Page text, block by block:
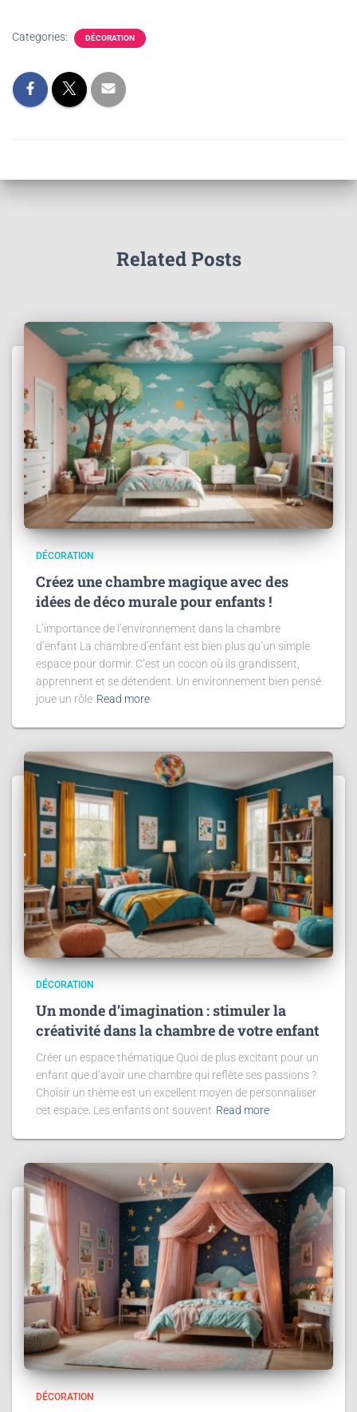
Categories: DÉCORATION
Related Posts
DÉCORATION
Créez une chambre magique avec des
idées de déco murale pour enfants !
L’importance de l’environnement dans la chambre
d’enfant La chambre d’enfant est bien plus qu’un simple
espace pour dormir. C’est un cocon où ils grandissent,
apprennent et se détendent. Un environnement bien pensé
joue un rôle Read more
DÉCORATION
Un monde d’imagination : stimuler la
créativité dans la chambre de votre enfant
Créer un espace thématique Quoi de plus excitant pour un
enfant que d’avoir une chambre qui reflète ses passions ?
Choisir un thème est un excellent moyen de personnaliser
cet espace. Les enfants ont souvent Read more
DÉCORATION